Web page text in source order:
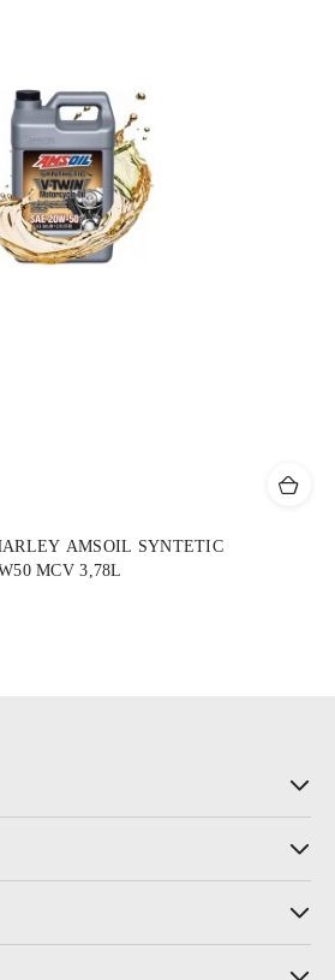
AMSOIL SYNTETIC
MCV 3,78L